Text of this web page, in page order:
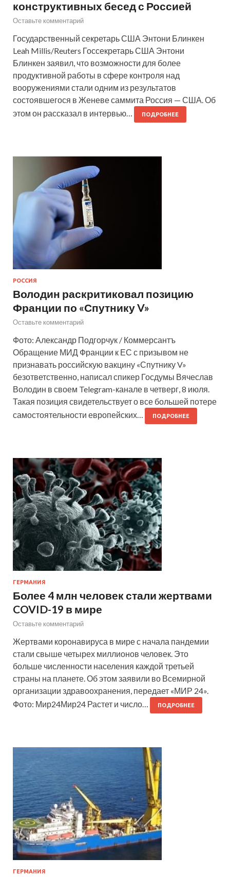
конструктивных бесед с Россией
Оставьте комментарий
Государственный секретарь США Энтони Блинкен
Leah Millis/Reuters Госсекретарь США Энтони
Блинкен заявил, что возможности для более
продуктивной работы в сфере контроля над
вооружениями стали одним из результатов
состоявшегося в Женеве саммита Россия — США. Об
этом он рассказал в интервью…
ПОДРОБНЕЕ
РОССИЯ
Володин раскритиковал позицию
Франции по «Спутнику V»
Оставьте комментарий
Фото: Александр Подгорчук / Коммерсантъ
Обращение МИД Франции к ЕС с призывом не
признавать российскую вакцину «Спутнику V»
безответственно, написал спикер Госдумы Вячеслав
Володин в своем Telegram-канале в четверг, 8 июля.
Такая позиция свидетельствует о все большей потере
самостоятельности европейских…
ПОДРОБНЕЕ
ГЕРМАНИЯ
Более 4 млн человек стали жертвами
COVID-19 в мире
Оставьте комментарий
Жертвами коронавируса в мире с начала пандемии
стали свыше четырех миллионов человек. Это
больше численности населения каждой третьей
страны на планете. Об этом заявили во Всемирной
организации здравоохранения, передает «МИР 24».
Фото: Мир24Мир24 Растет и число…
ПОДРОБНЕЕ
ГЕРМАНИЯ